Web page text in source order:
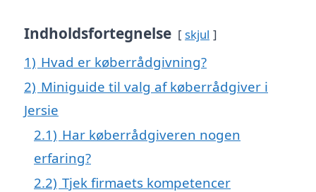
Indholdsfortegnelse skjul
1) Hvad er køberrådgivning?
2) Miniguide til valg af køberrådgiver i
Jersie
2.1) Har køberrådgiveren nogen
erfaring?
2.2) Tjek firmaets kompetencer